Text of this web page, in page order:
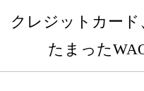
クレジットカード
たまった